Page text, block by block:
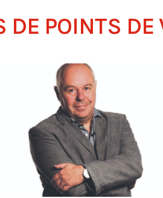
DE POINTS DE